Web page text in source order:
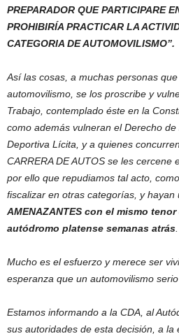
PREPARADOR QUE PARTICIPARE
PROHIBIRÍA PRACTICAR LA
CATEGORIA DE AUTOMOVILISMO”.
Así las cosas, a muchas personas
automovilismo, se los proscribe y
Trabajo, contemplado éste en la
como además vulneran el Derecho
Deportiva Lícita, y a quienes
CARRERA DE AUTOS se les cercene
por ello que repudiamos tal acto,
fiscalizar en otras categorías, y hayan
AMENAZANTES con el mismo
autódromo platense semanas atrás
Mucho es el esfuerzo y merece ser
esperanza que un automovilismo
Estamos informando a la CDA, al
sus autoridades de esta decisión, a la